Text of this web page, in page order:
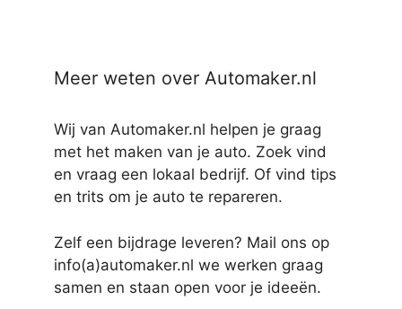
Meer weten over Automaker.nl
Wij van Automaker.nl helpen je graag
met het maken van je auto. Zoek vind
en vraag een lokaal bedrijf. Of vind tips
en trits om je auto te repareren.
Zelf een bijdrage leveren? Mail ons op
info(a)automaker.nl we werken graag
samen en staan open voor je ideeën.